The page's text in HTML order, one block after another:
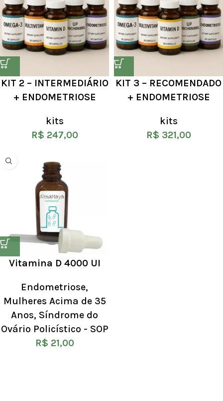
KIT 2 – INTERMEDIÁRIO
+ ENDOMETRIOSE
kits
R$ 247,00
KIT 3 – RECOMENDADO
+ ENDOMETRIOSE
kits
R$ 321,00
Vitamina D 4000 UI
Endometriose,
Mulheres Acima de 35
Anos, Síndrome do
Ovário Policístico - SOP
R$ 21,00